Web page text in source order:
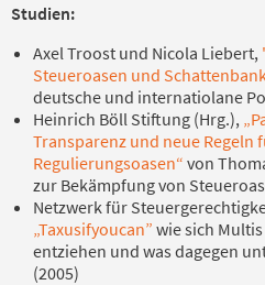
Studien:
Axel Troost und Nicola Liebert,
Steueroasen und
deutsche und internatiolane
Heinrich Böll Stiftung (Hrg.),
Transparenz und neue Regeln
Regulierungsoasen“ von
zur Bekämpfung von
Netzwerk für
„Taxusifyoucan” wie sich
entziehen und was dagegen
(2005)